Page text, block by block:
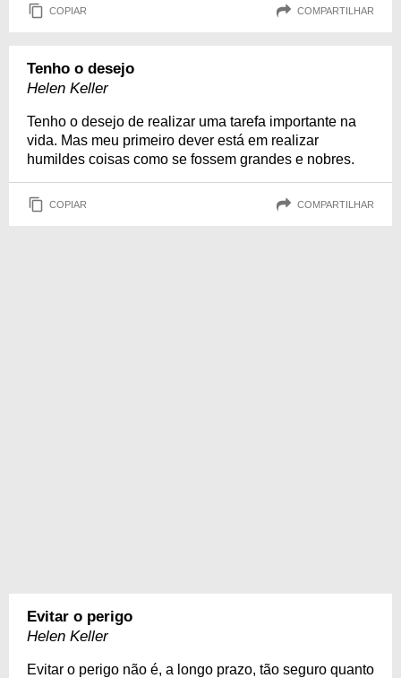
COPIAR COMPARTILHAR
Tenho o desejo
Helen Keller
Tenho o desejo de realizar uma tarefa importante na
vida. Mas meu primeiro dever está em realizar
humildes coisas como se fossem grandes e nobres.
COPIAR COMPARTILHAR
Evitar o perigo
Helen Keller
Evitar o perigo não é, a longo prazo, tão seguro quanto